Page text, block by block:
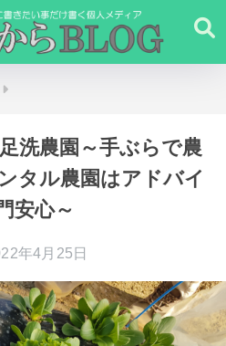
洗農園～手ぶらで農
タル農園はアドバイ
安心～
年4月25日